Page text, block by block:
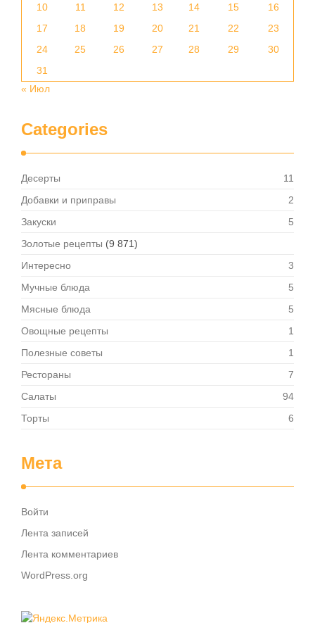
10
11 12 13 14 15
16
17
18 19 20 21 22
23
24
25 26 27 28 29
30
31
« Июл
Categories
Десерты
11
Добавки и приправы
2
Закуски
5
Золотые рецепты (9 871)
Интересно
3
Мучные блюда
5
Мясные блюда
5
Овощные рецепты
1
Полезные советы
1
Рестораны
7
Салаты
94
Торты
6
Мета
Войти
Лента записей
Лента комментариев
WordPress.org